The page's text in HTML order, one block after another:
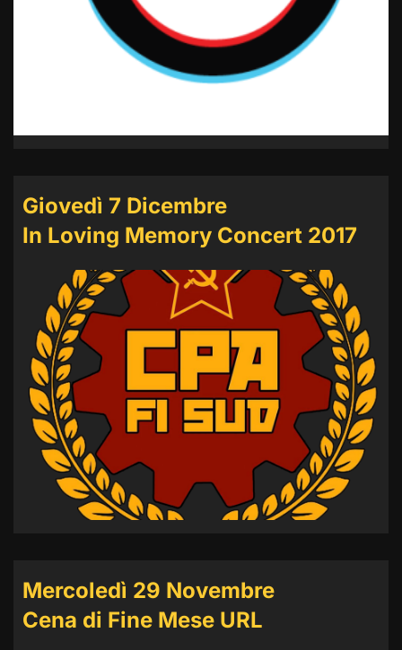
Giovedì 7 Dicembre
In Loving Memory Concert 2017
Mercoledì 29 Novembre
Cena di Fine Mese URL